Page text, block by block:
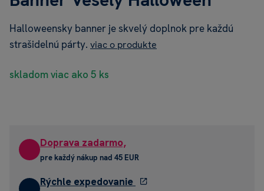
Halloweensky banner je skvelý doplnok pre každú
strašidelnú párty. viac o produkte
skladom viac ako 5 ks
Doprava zadarmo,
pre každý nákup nad 45 EUR
Rýchle expedovanie